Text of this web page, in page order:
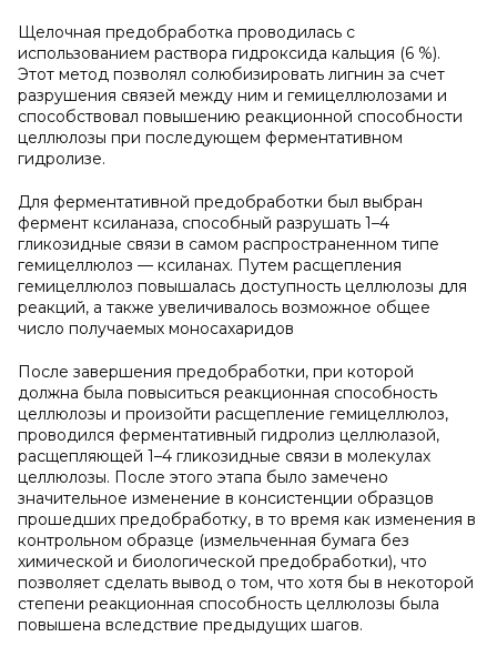
Щелочная предобработка проводилась с
использованием раствора гидроксида кальция (6 %).
Этот метод позволял солюбизировать лигнин за счет
разрушения связей между ним и гемицеллюлозами и
способствовал повышению реакционной способности
целлюлозы при последующем ферментативном
гидролизе.
Для ферментативной предобработки был выбран
фермент ксиланаза, способный разрушать 1–4
гликозидные связи в самом распространенном типе
гемицеллюлоз — ксиланах. Путем расщепления
гемицеллюлоз повышалась доступность целлюлозы для
реакций, а также увеличивалось возможное общее
число получаемых моносахаридов
После завершения предобработки, при которой
должна была повыситься реакционная способность
целлюлозы и произойти расщепление гемицеллюлоз,
проводился ферментативный гидролиз целлюлазой,
расщепляющей 1–4 гликозидные связи в молекулах
целлюлозы. После этого этапа было замечено
значительное изменение в консистенции образцов
прошедших предобработку, в то время как изменения в
контрольном образце (измельченная бумага без
химической и биологической предобработки), что
позволяет сделать вывод о том, что хотя бы в некоторой
степени реакционная способность целлюлозы была
повышена вследствие предыдущих шагов.